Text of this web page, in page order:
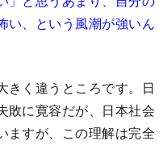
い、という風潮が強いん
きく違うところです。日
敗に寛容だが、日本社会
ますが、この理解は完全